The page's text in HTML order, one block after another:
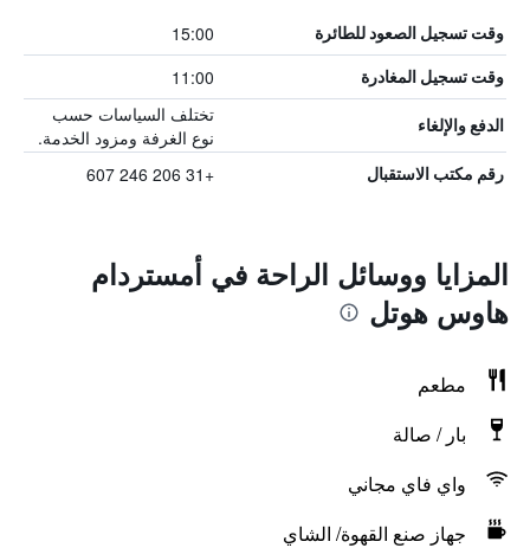
وقت تسجيل الصعود للطائرة 15:00
وقت تسجيل المغادرة 11:00
الدفع والإلغاء
تختلف السياسات حسب
نوع الغرفة ومزود الخدمة.
رقم مكتب الاستقبال +31 206 246 607
المزايا ووسائل الراحة في أمستردام
هاوس هوتل
مطعم
بار / صالة
واي فاي مجاني
جهاز صنع القهوة/ الشاي